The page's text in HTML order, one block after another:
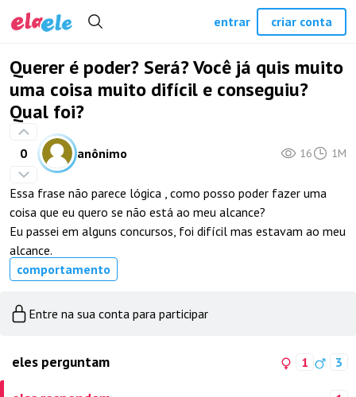
Querer é poder? Será? Você já quis muito
uma coisa muito difícil e conseguiu?
Qual foi?
0 anônimo 16 1M
Essa frase não parece lógica , como posso poder fazer uma
coisa que eu quero se não está ao meu alcance?
Eu passei em alguns concursos, foi difícil mas estavam ao meu
alcance.
comportamento
Entre na sua conta para participar
eles perguntam 1 3
entrar criar conta